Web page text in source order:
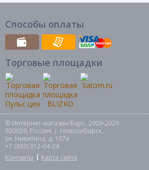
Способы оплаты
Торговые площадки
© Интернет-магазин Барс, 2009-2026
630039, Россия, г. Новосибирск,
ул. Никитина, д. 107а
+7 (383) 312-04-24
Контакты
Карта сайта